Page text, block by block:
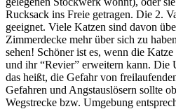
Rucksack ins Freie getragen. Die 2.
geeignet. Viele Katzen sind davon
Zimmerdecke mehr über sich zu
sehen! Schöner ist es, wenn die
und ihr “Revier” erweitern kann. Die
das heißt, die Gefahr von
Gefahren und Angstauslösern sollte
Wegstrecke bzw. Umgebung